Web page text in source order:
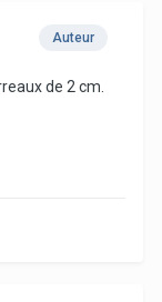
Auteur
de 2 cm.